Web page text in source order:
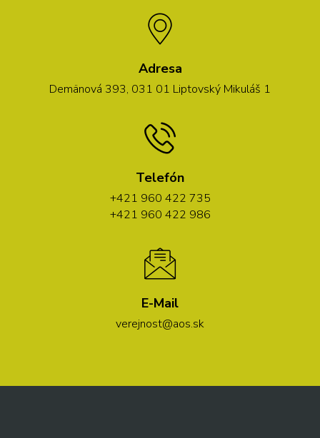
Adresa
Demänová 393, 031 01 Liptovský Mikuláš 1
Telefón
+421 960 422 735
+421 960 422 986
E-Mail
verejnost@aos.sk